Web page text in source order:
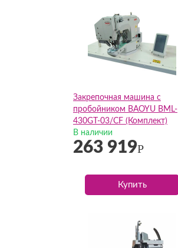
Закрепочная машина с
пробойником BAOYU BML-
430GT-03/CF (Комплект)
В наличии
263 919Р
Купить